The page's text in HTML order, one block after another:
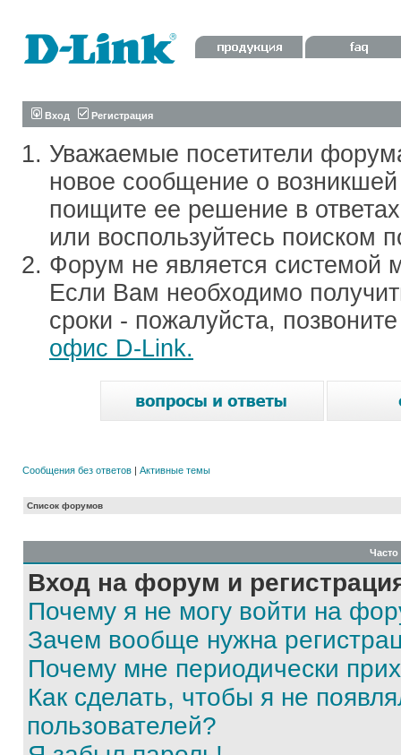
Вход Регистрация
Уважаемые посетители
новое сообщение о
поищите ее решение в
или воспользуйтесь поиском
Форум не является системой
Если Вам необходимо
сроки - пожалуйста,
офис D-Link.
Сообщения без ответов | Активные темы
Список форумов
Вход на форум и
Почему я не могу войти на
Зачем вообще нужна
Почему мне периодически
Как сделать, чтобы я не
пользователей?